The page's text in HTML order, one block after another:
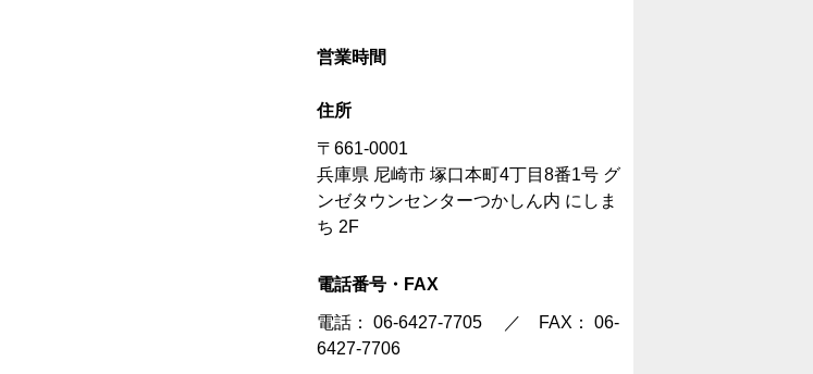
営業時間
住所
〒661-0001
兵庫県 尼崎市 塚口本町4丁目8番1号 グ
ンゼタウンセンターつかしん内 にしま
ち 2F
電話番号・FAX
電話： 06-6427-7705
／ FAX： 06-
6427-7706